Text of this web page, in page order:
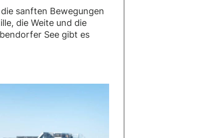
sanften Bewegungen
die Weite und die
See gibt es